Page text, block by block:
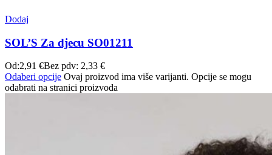
Dodaj
SOL’S Za djecu SO01211
Od:2,91 €Bez pdv: 2,33 €
Odaberi opcije Ovaj proizvod ima više varijanti. Opcije se mogu
odabrati na stranici proizvoda